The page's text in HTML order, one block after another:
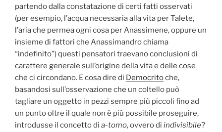
partendo dalla constatazione di certi fatti osservati
(per esempio, l’acqua necessaria alla vita per Talete,
l’aria che permea ogni cosa per Anassimene, oppure un
insieme di fattori che Anassimandro chiama
“indefinito”) questi pensatori traevano conclusioni di
carattere generale sull’origine della vita e delle cose
che ci circondano. E cosa dire di Democritoche,
basandosi sull’osservazione che un coltello può
tagliare un oggetto in pezzi sempre più piccoli fino ad
un punto oltre il quale non è più possibile proseguire,
introdusse il concetto di a-tomo, ovvero di indivisibile?